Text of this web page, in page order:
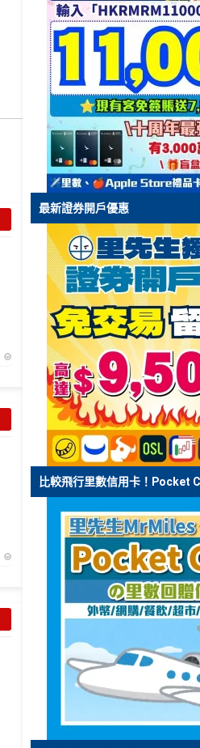
最新證券開戶優惠
比較飛行里數信用卡！Pocket